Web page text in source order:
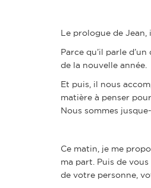
Le prologue de Jean,
Parce qu’il parle
de la nouvelle année.
Et puis, il nous
matière à penser
Nous sommes
Ce matin, je me
ma part. Puis de
de votre personne,